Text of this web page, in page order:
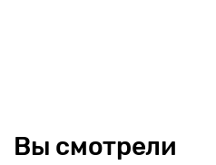
Вы смотрели